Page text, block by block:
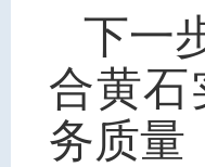
下一
合黄石
务质量